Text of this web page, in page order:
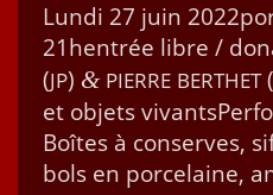
Lun­di 27 juin
21hentrée libre /
(JP) & PIERRE BERTHET
et objets
Boîtes à con­serves,
bols en porce­laine,